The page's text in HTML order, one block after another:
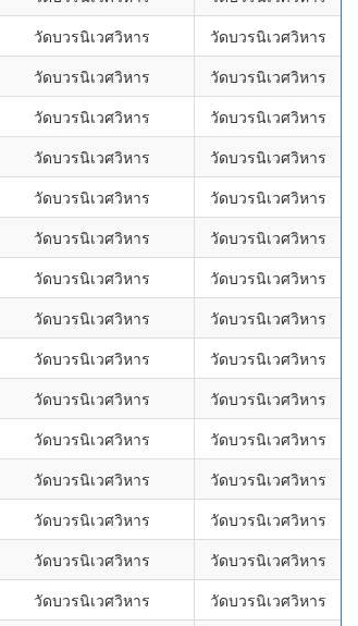
วัดบวรนิเวศวิหาร
วัดบวรนิเวศวิหาร
วัดบวรนิเวศวิหาร
วัดบวรนิเวศวิหาร
วัดบวรนิเวศวิหาร
วัดบวรนิเวศวิหาร
วัดบวรนิเวศวิหาร
วัดบวรนิเวศวิหาร
วัดบวรนิเวศวิหาร
วัดบวรนิเวศวิหาร
วัดบวรนิเวศวิหาร
วัดบวรนิเวศวิหาร
วัดบวรนิเวศวิหาร
วัดบวรนิเวศวิหาร
วัดบวรนิเวศวิหาร
วัดบวรนิเวศวิหาร
วัดบวรนิเวศวิหาร
วัดบวรนิเวศวิหาร
วัดบวรนิเวศวิหาร
วัดบวรนิเวศวิหาร
วัดบวรนิเวศวิหาร
วัดบวรนิเวศวิหาร
วัดบวรนิเวศวิหาร
วัดบวรนิเวศวิหาร
วัดบวรนิเวศวิหาร
วัดบวรนิเวศวิหาร
วัดบวรนิเวศวิหาร
วัดบวรนิเวศวิหาร
วัดบวรนิเวศวิหาร วัดบวรนิเวศวิหาร